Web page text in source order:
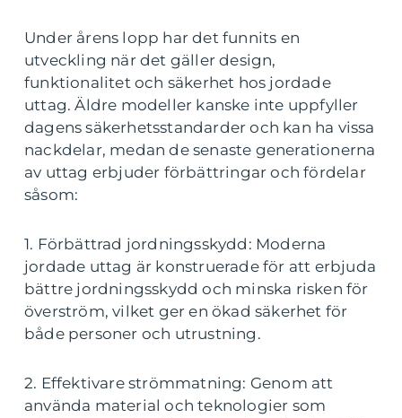
Under årens lopp har det funnits en
utveckling när det gäller design,
funktionalitet och säkerhet hos jordade
uttag. Äldre modeller kanske inte uppfyller
dagens säkerhetsstandarder och kan ha vissa
nackdelar, medan de senaste generationerna
av uttag erbjuder förbättringar och fördelar
såsom:
1. Förbättrad jordningsskydd: Moderna
jordade uttag är konstruerade för att erbjuda
bättre jordningsskydd och minska risken för
överström, vilket ger en ökad säkerhet för
både personer och utrustning.
2. Effektivare strömmatning: Genom att
använda material och teknologier som